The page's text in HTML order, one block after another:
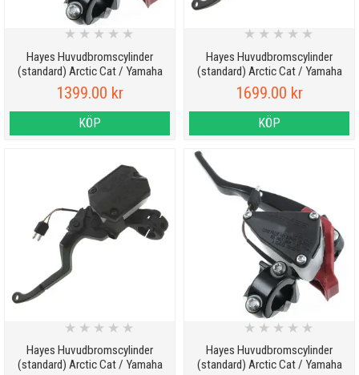
Hayes Huvudbromscylinder
(standard) Arctic Cat / Yamaha
★ ★ ★ ★ ★
1399.00 kr
KÖP
Hayes Huvudbromscylinder
(standard) Arctic Cat / Yamaha
★ ★ ★ ★ ★
1699.00 kr
KÖP
Hayes Huvudbromscylinder
(standard) Arctic Cat / Yamaha
★ ★ ★ ★ ★
Hayes Huvudbromscylinder
(standard) Arctic Cat / Yamaha
★ ★ ★ ★ ★